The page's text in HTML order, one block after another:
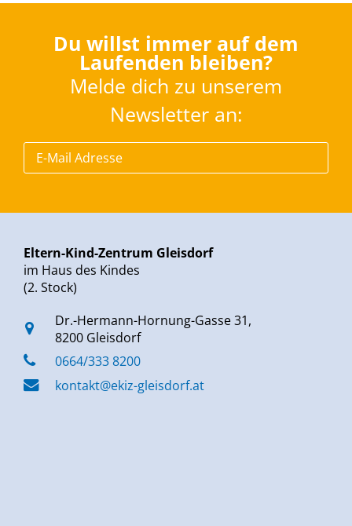
Du willst immer auf dem
Laufenden bleiben?
Melde dich zu unserem
Newsletter an:
Eltern-Kind-Zentrum Gleisdorf
im Haus des Kindes
(2. Stock)
Dr.-Hermann-Hornung-Gasse 31,
8200 Gleisdorf
0664/333 8200
kontakt@ekiz-gleisdorf.at